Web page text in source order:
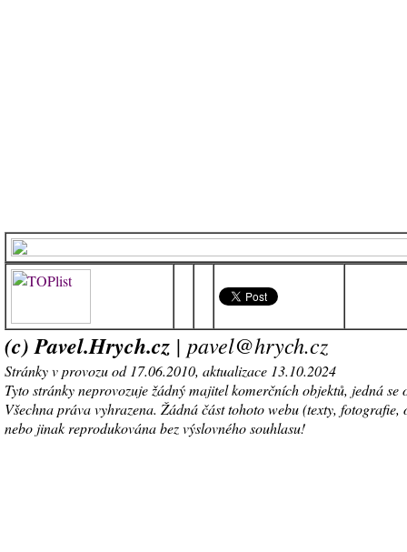
(c) Pavel.Hrych.cz | pavel@hrych.cz
Stránky v provozu od 17.06.2010, aktualizace 13.10.2024
Tyto stránky neprovozuje žádný majitel komerčních objektů, jedná se
Všechna práva vyhrazena. Žádná část tohoto webu (texty,
nebo jinak reprodukována bez výslovného souhlasu!